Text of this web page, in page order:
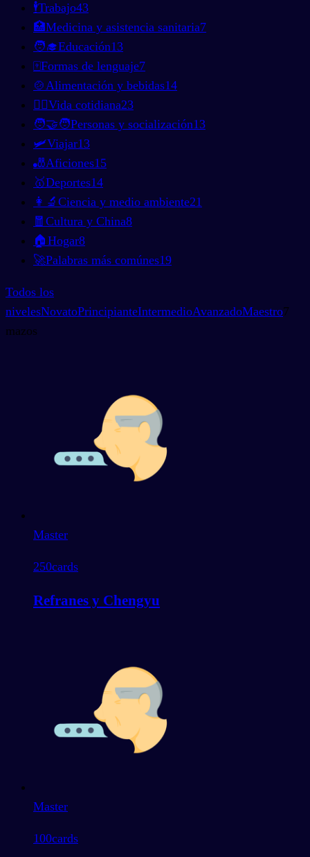
🕴️Trabajo43
🏥Medicina y asistencia sanitaria7
🧑‍🎓Educación13
🀄Formas de lenguaje7
🍲Alimentación y bebidas14
🚶‍♂️Vida cotidiana23
🧑‍🤝‍🧑Personas y socialización13
🛩️Viajar13
🎳Aficiones15
🥇Deportes14
👩‍🔬 Ciencia y medio ambiente21
🧧 Cultura y China8
🏠 Hogar8
🚀Palabras más comúnes19
Todos los
nivelesNovatoPrincipianteIntermedioAvanzadoMaestro7
mazos
Master
250cards
Refranes y Chengyu
Master
100cards